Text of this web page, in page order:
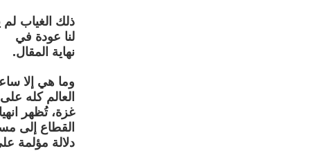
ذلك الغياب لم
لنا عودة في
نهاية المقال.
وما هي إلا
العالم كله
غزة، تُظهر
القطاع إلى
دلالة مؤلمة